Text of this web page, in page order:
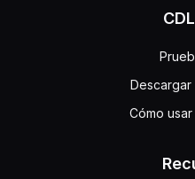
Descargar
Cómo